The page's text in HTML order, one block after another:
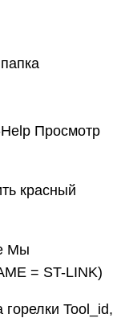
Просмотр
красный
Мы
= ST-LINK)
Tool_id,